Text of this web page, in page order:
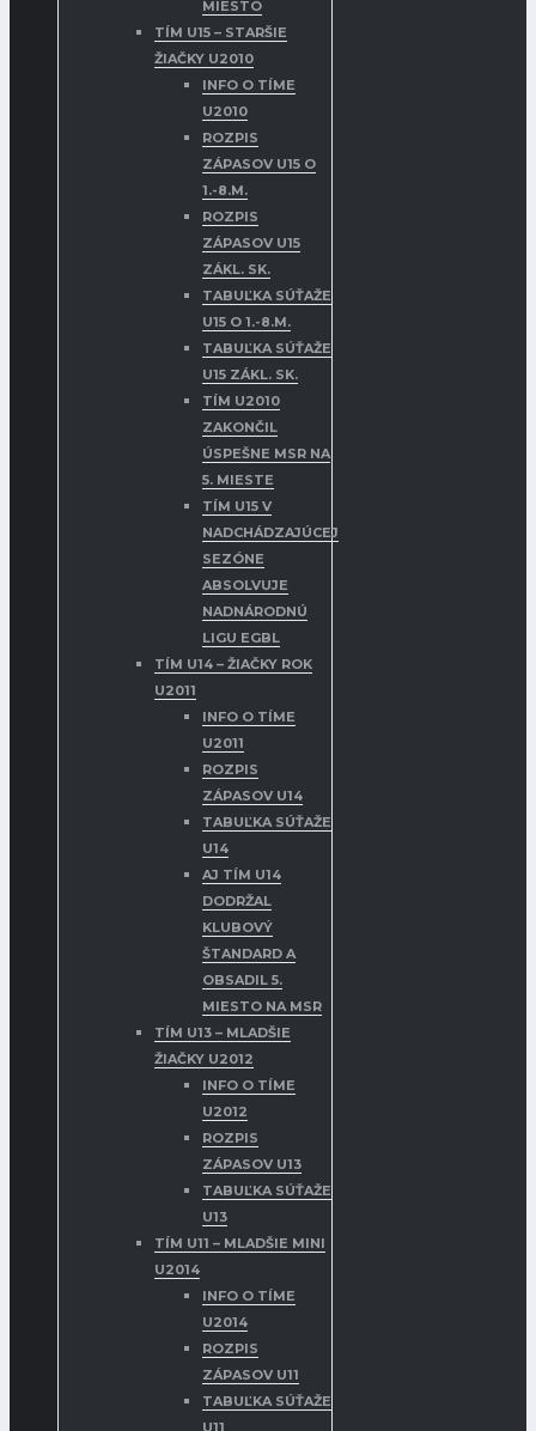
MIESTO
TÍM U15 – STARŠIE
ŽIAČKY U2010
INFO O TÍME
U2010
ROZPIS
ZÁPASOV U15 O
1.-8.M.
ROZPIS
ZÁPASOV U15
ZÁKL. SK.
TABUĽKA SÚŤAŽE
U15 O 1.-8.M.
TABUĽKA SÚŤAŽE
U15 ZÁKL. SK.
TÍM U2010
ZAKONČIL
ÚSPEŠNE MSR NA
5. MIESTE
TÍM U15 V
NADCHÁDZAJÚCEJ
SEZÓNE
ABSOLVUJE
NADNÁRODNÚ
LIGU EGBL
TÍM U14 – ŽIAČKY ROK
U2011
INFO O TÍME
U2011
ROZPIS
ZÁPASOV U14
TABUĽKA SÚŤAŽE
U14
AJ TÍM U14
DODRŽAL
KLUBOVÝ
ŠTANDARD A
OBSADIL 5.
MIESTO NA MSR
TÍM U13 – MLADŠIE
ŽIAČKY U2012
INFO O TÍME
U2012
ROZPIS
ZÁPASOV U13
TABUĽKA SÚŤAŽE
U13
TÍM U11 – MLADŠIE MINI
U2014
INFO O TÍME
U2014
ROZPIS
ZÁPASOV U11
TABUĽKA SÚŤAŽE